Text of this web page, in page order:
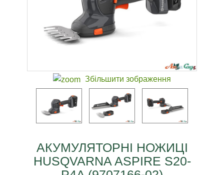
Збільшити зображення
АКУМУЛЯТОРНІ НОЖИЦІ
HUSQVARNA ASPIRE S20-